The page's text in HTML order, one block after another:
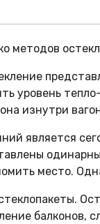
методов
уровень
изнутри
является
место.
балконов,